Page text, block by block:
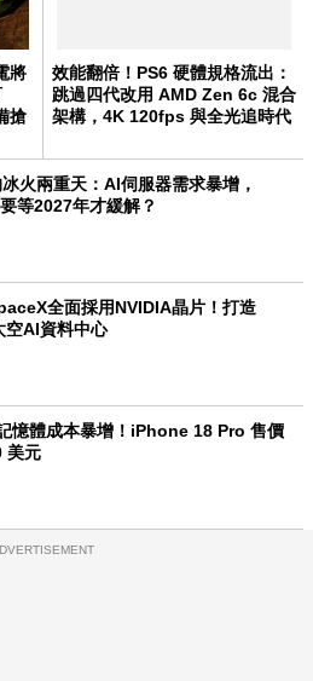
將
搶
效能翻倍！PS6 硬體規格流出：
跳過四代改用 AMD Zen 6c 混合
架構，4K 120fps 與全光追時代
火兩重天：AI伺服器需求暴增，
等2027年才緩解？
全面採用NVIDIA晶片！打造
空AI資料中心
憶體成本暴增！iPhone 18 Pro 售價
美元